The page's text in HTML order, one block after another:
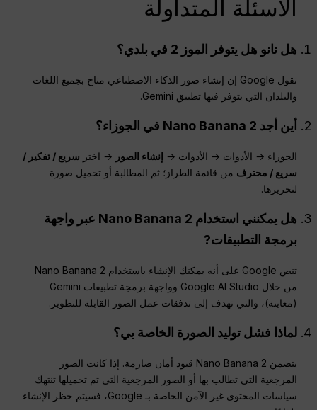
الأسئلة المتداولة
هل نانو هل يتوفر الموز 2 في بلدي؟
تقول Google إن إنشاء صور الذكاء الاصطناعي متاح بجميع اللغات
والبلدان التي يتوفر فيها تطبيق Gemini.
أين أجد Nano Banana 2 في الجوزاء؟
الجوزاء → الأدوات → الأدوات → إنشاء الصور → اختر سريع / تفكير /
سريع / محترف من قائمة الطراز؛ ثم المطالبة أو تحميل صورة
لتحريرها.
هل يمكنني استخدام Nano Banana 2 عبر
واجهة
برمجة التطبيقات?
تنص Google على أنه يمكنك الإنشاء باستخدام Nano Banana 2
من خلال Google AI Studio وواجهة برمجة تطبيقات Gemini
(معاينة)، والتي تهدف إلى تدفقات عمل الصور القابلة للتطوير.
لماذا فشل توليد الصورة الخاصة بي؟
يتضمن Nano Banana 2 قيود أمان صارمة. إذا كانت الصور
المرجعية التي تطالب بها أو الصور المرجعية التي تم تحميلها تنتهك
سياسات المحتوى غير الآمن الخاصة بـ Google، فسيتم حظر الإنشاء